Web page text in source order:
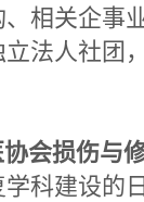
相关企事
法人社团
会损伤与
科建设的